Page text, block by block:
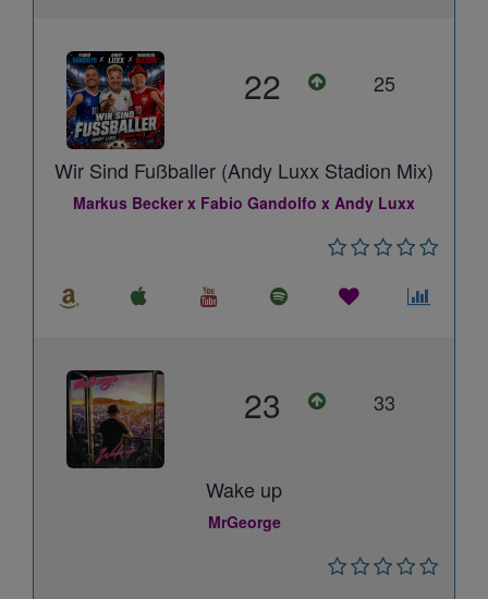
22 25
Wir Sind Fußballer (Andy Luxx Stadion Mix)
Markus Becker x Fabio Gandolfo x Andy Luxx
23 33
Wake up
MrGeorge